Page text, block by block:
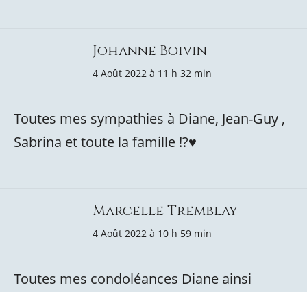
Johanne Boivin
4 Août 2022 à 11 h 32 min
Toutes mes sympathies à Diane, Jean-Guy ,
Sabrina et toute la famille !?♥️
Marcelle Tremblay
4 Août 2022 à 10 h 59 min
Toutes mes condoléances Diane ainsi